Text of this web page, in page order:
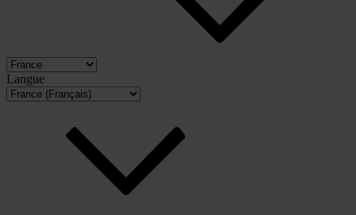
Langue